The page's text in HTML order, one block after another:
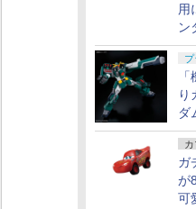
用
ン
分
り
ダ
ガ
が
可